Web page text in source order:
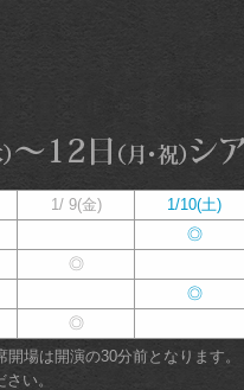
1/ 9(金)
1/10(土)
◎
◎
◎
◎
場は開演の30分前となります。
い。